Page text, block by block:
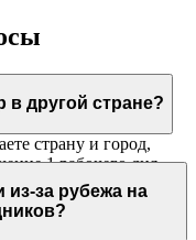
другой стране?
страну и город,
1 рабочего дня.
на ваших
за рубежа на